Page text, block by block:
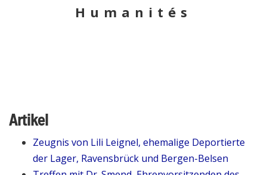
Humanités
Artikel
Zeugnis von Lili Leignel, ehemalige Deportierte
der Lager, Ravensbrück und Bergen-Belsen